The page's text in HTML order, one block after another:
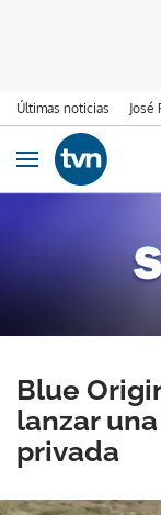
Últimas noticias José
Ir al contenido
Obrir navegació
Blue
lanzar
privada